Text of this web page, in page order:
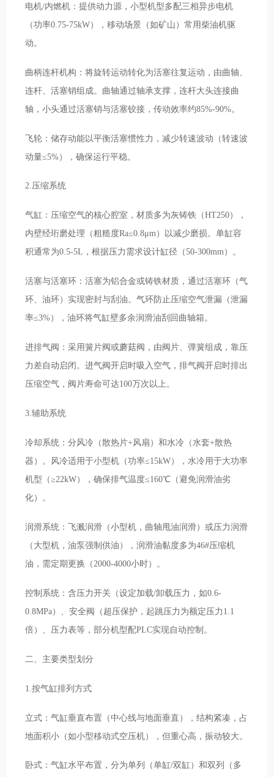
电机/内燃机：提供动力源，小型机型多配三相异步电机
（功率0.75-75kW），移动场景（如矿山）常用柴油机驱
动。
曲柄连杆机构：将旋转运动转化为活塞往复运动，由曲轴、
连杆、活塞销组成。曲轴通过轴承支撑，连杆大头连接曲
轴，小头通过活塞销与活塞铰接，传动效率约85%-90%。
飞轮：储存动能以平衡活塞惯性力，减少转速波动（转速波
动量≤5%），确保运行平稳。
2.压缩系统
气缸：压缩空气的核心腔室，材质多为灰铸铁（HT250），
内壁经珩磨处理（粗糙度Ra≤0.8μm）以减少磨损。单缸容
积通常为0.5-5L，根据压力需求设计缸径（50-300mm）。
活塞与活塞环：活塞为铝合金或铸铁材质，通过活塞环（气
环、油环）实现密封与刮油。气环防止压缩空气泄漏（泄漏
率≤3%），油环将气缸壁多余润滑油刮回曲轴箱。
进排气阀：采用簧片阀或蘑菇阀，由阀片、弹簧组成，靠压
力差自动启闭。进气阀开启时吸入空气，排气阀开启时排出
压缩空气，阀片寿命可达100万次以上。
3.辅助系统
冷却系统：分风冷（散热片+风扇）和水冷（水套+散热
器）。风冷适用于小型机（功率≤15kW），水冷用于大功率
机型（≥22kW），确保排气温度≤160℃（避免润滑油劣
化）。
润滑系统：飞溅润滑（小型机，曲轴甩油润滑）或压力润滑
（大型机，油泵强制供油），润滑油黏度多为46#压缩机
油，需定期更换（2000-4000小时）。
控制系统：含压力开关（设定加载/卸载压力，如0.6-
0.8MPa）、安全阀（超压保护，起跳压力为额定压力1.1
倍）、压力表等，部分机型配PLC实现自动控制。
二、主要类型划分
1.按气缸排列方式
立式：气缸垂直布置（中心线与地面垂直），结构紧凑，占
地面积小（如小型移动式空压机），但重心高，振动较大。
卧式：气缸水平布置，分为单列（单缸/双缸）和双列（多